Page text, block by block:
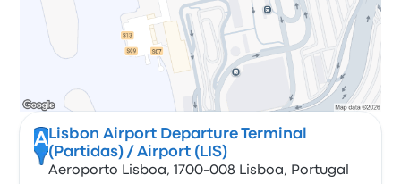
A Lisbon Airport Departure Terminal
(Partidas) / Airport (LIS)
Aeroporto Lisboa, 1700-008 Lisboa, Portugal